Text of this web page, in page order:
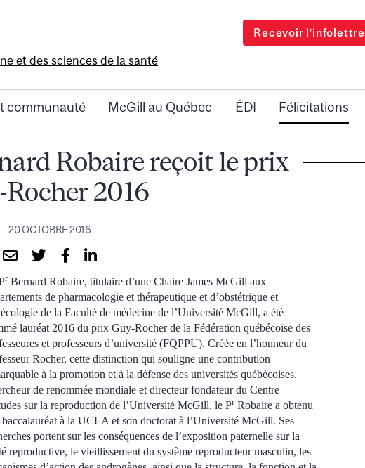
et des sciences de la santé
Recevoir l’infolettre
communauté McGill au Québec ÉDI Félicitations
Robaire reçoit le prix
2016
20 OCTOBRE 2016
r Bernard Robaire, titulaire d’une Chaire James McGill aux
de pharmacologie et thérapeutique et d’obstétrique et
de la Faculté de médecine de l’Université McGill, a été
lauréat 2016 du prix Guy-Rocher de la Fédération québécoise des
et professeurs d’université (FQPPU). Créée en l’honneur du
Rocher, cette distinction qui souligne une contribution
à la promotion et à la défense des universités québécoises.
de renommée mondiale et directeur fondateur du Centre
sur la reproduction de l’Université McGill, le Pr Robaire a obtenu
baccalauréat à la UCLA et son doctorat à l’Université McGill. Ses
portent sur les conséquences de l’exposition paternelle sur la
reproductive, le vieillissement du système reproducteur masculin, les